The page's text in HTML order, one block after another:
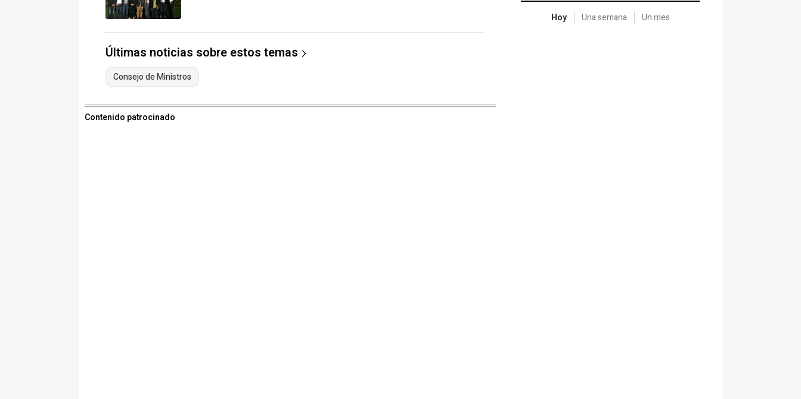
Últimas noticias sobre estos temas
Consejo de Ministros
Contenido patrocinado
Hoy Una semana Un mes